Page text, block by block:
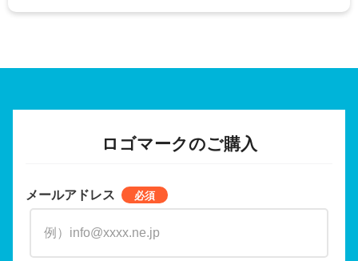
ロゴマークのご購入
メールアドレス